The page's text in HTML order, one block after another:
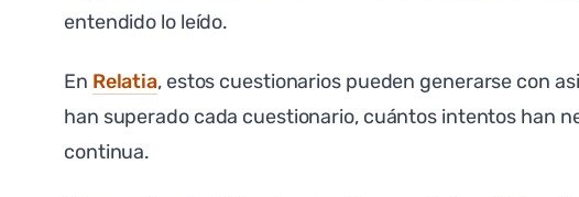
entendido lo leído.
En Relatia, estos cuestionarios pueden generarse con
han superado cada cuestionario, cuántos intentos han
continua.